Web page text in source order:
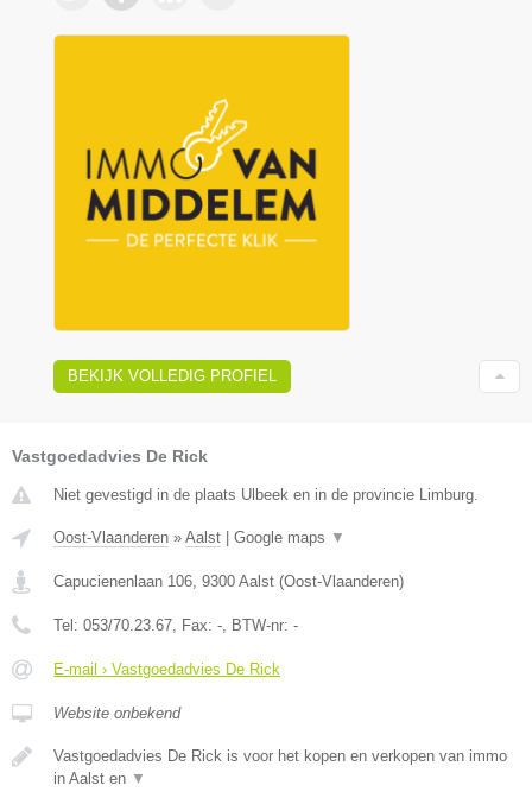
BEKIJK VOLLEDIG PROFIEL
Vastgoedadvies De Rick
Niet gevestigd in de plaats Ulbeek en in de provincie Limburg.
Oost-Vlaanderen » Aalst Google maps ▼
Capucienenlaan 106 9300 Aalst (Oost-Vlaanderen)
Tel: 053/70.23.67 , Fax: - , BTW-nr: -
E-mail › Vastgoedadvies De Rick
Website onbekend
Vastgoedadvies De Rick is voor het kopen en verkopen van immo
in Aalst en ▼